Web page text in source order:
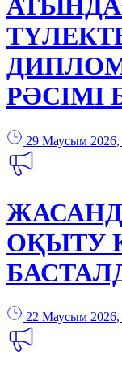
РӘСІМІ
29 Маусым 2026,
ОҚЫТУ
22 Маусым 2026,